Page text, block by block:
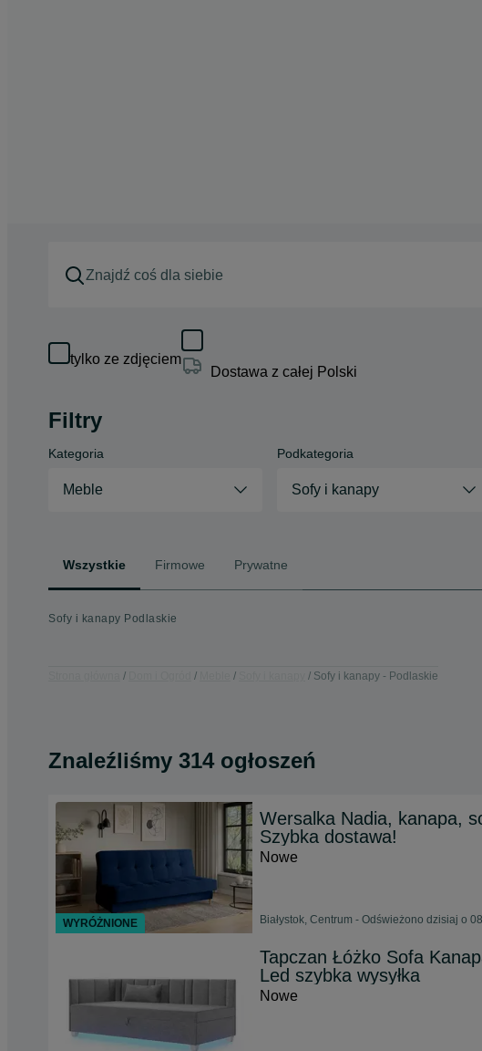
tylko ze zdjęciem
Dostawa z całej Polski
Filtry
Kategoria
Meble
Podkategoria
Sofy i kanapy
Wszystkie Firmowe Prywatne
Sofy i kanapy Podlaskie
Sofy i kanapy - Podlaskie
Znaleźliśmy 314 ogłoszeń
Wersalka Nadia, kanapa,
Szybka dostawa!
Nowe
Białystok, Centrum - Odświeżono dzisiaj o
Tapczan Łóżko Sofa
Led szybka wysyłka
Nowe
WYRÓŻNIONE